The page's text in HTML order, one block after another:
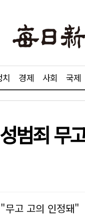
치 경제 사회 국제
범죄 무
고 고의 인정돼"